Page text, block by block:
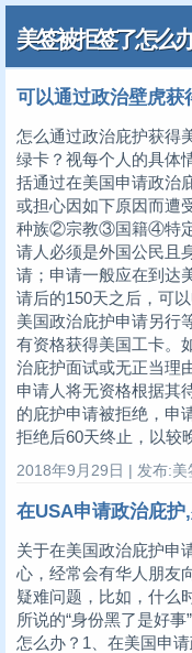
美签被拒签了怎么
可以通过政治壁虎获
怎么通过政治庇护获得
绿卡？视每个人的具体
括通过在美国申请政治
或担心因如下原因而遭
种族②宗教③国籍④特
请人必须是外国公民且
请；申请一般应在到达
请后的150天之后，可
美国政治庇护申请另行
有资格获得美国工卡。
治庇护面试或无正当理
申请人将无资格根据其
的庇护申请被拒绝，申
拒绝后60天终止，以较
2018年9月29日 | 发布:
在USA申请政治庇
关于在美国政治庇护申
心，经常会有华人朋友
疑难问题，比如，什么
所说的“身份黑了是好
怎么办？1、在美国申